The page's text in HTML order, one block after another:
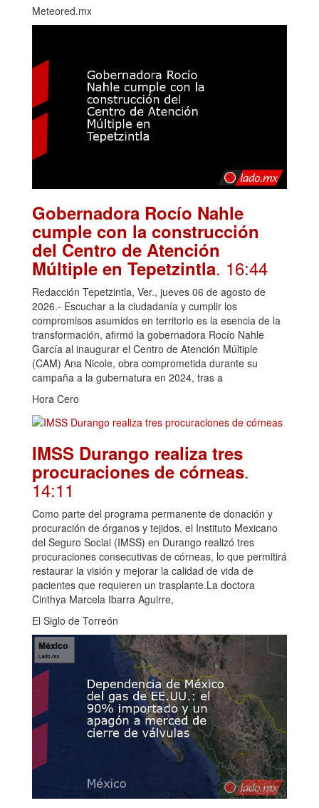
Meteored.mx
Gobernadora Rocío Nahle
cumple con la construcción
del Centro de Atención
Múltiple en Tepetzintla. 16:44
Redacción Tepetzintla, Ver., jueves 06 de agosto de
2026.- Escuchar a la ciudadanía y cumplir los
compromisos asumidos en territorio es la esencia de la
transformación, afirmó la gobernadora Rocío Nahle
García al inaugurar el Centro de Atención Múltiple
(CAM) Ana Nicole, obra comprometida durante su
campaña a la gubernatura en 2024, tras a
Hora Cero
IMSS Durango realiza tres
procuraciones de córneas.
14:11
Como parte del programa permanente de donación y
procuración de órganos y tejidos, el Instituto Mexicano
del Seguro Social (IMSS) en Durango realizó tres
procuraciones consecutivas de córneas, lo que permitirá
restaurar la visión y mejorar la calidad de vida de
pacientes que requieren un trasplante.La doctora
Cinthya Marcela Ibarra Aguirre,
El Siglo de Torreón